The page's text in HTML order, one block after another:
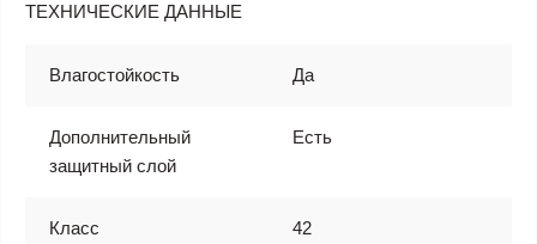
ТЕХНИЧЕСКИЕ ДАННЫЕ
Влагостойкость Да
Дополнительный
защитный слой
Есть
Класс 42